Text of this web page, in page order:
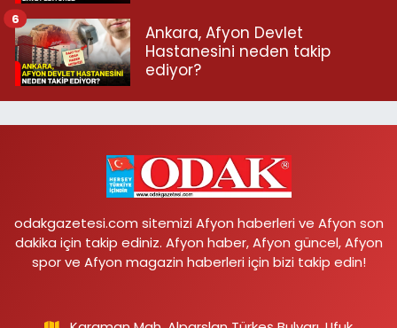
Ankara, Afyon Devlet
Hastanesini neden takip
ediyor?
6
odakgazetesi.com sitemizi Afyon haberleri ve Afyon son
dakika için takip ediniz. Afyon haber, Afyon güncel, Afyon
spor ve Afyon magazin haberleri için bizi takip edin!